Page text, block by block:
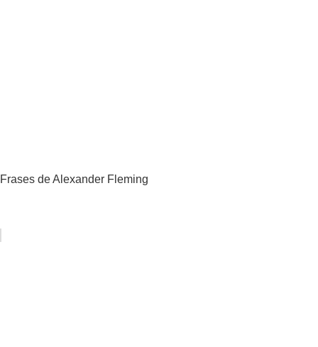
Frases de Alexander Fleming